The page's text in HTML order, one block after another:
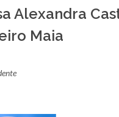
Alexandra
Maia